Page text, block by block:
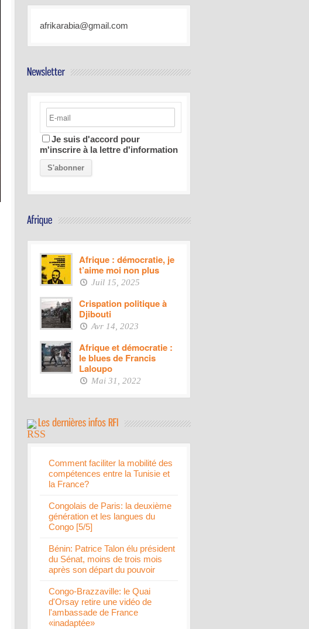
afrikarabia@gmail.com
Je suis d'accord pour
m'inscrire à la lettre d'information
Afrique : démocratie, je
t’aime moi non plus
Juil 15, 2025
Crispation politique à
Djibouti
Avr 14, 2023
Afrique et démocratie :
le blues de Francis
Laloupo
Mai 31, 2022
Comment faciliter la mobilité des
compétences entre la Tunisie et
la France?
Congolais de Paris: la deuxième
génération et les langues du
Congo [5/5]
Bénin: Patrice Talon élu président
du Sénat, moins de trois mois
après son départ du pouvoir
Congo-Brazzaville: le Quai
d'Orsay retire une vidéo de
l'ambassade de France
«inadaptée»